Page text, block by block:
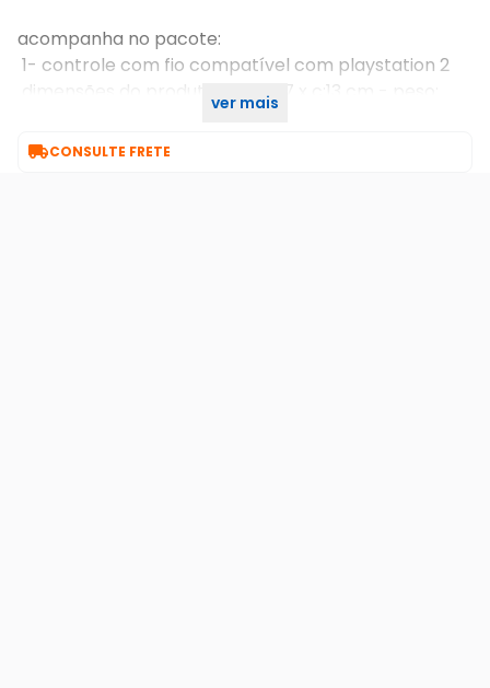
acompanha no pacote:
1- controle com fio compatível com playstation 2
dimensões do produto: l:16 x a:7 x c:13 cm - peso:
ver mais
CONSULTE FRETE